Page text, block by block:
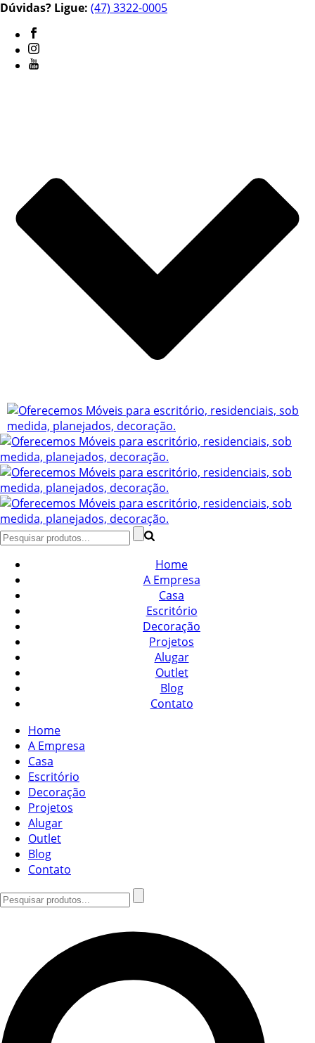
Dúvidas? Ligue: (47) 3322-0005
Home
A Empresa
Casa
Escritório
Decoração
Projetos
Alugar
Outlet
Blog
Contato
Home
A Empresa
Casa
Escritório
Decoração
Projetos
Alugar
Outlet
Blog
Contato